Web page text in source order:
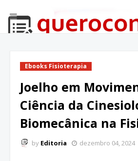
Ebooks Fisioterapia
Joelho em
Ciência da
Biomecânica na
by Editoria dezembro 04, 2024